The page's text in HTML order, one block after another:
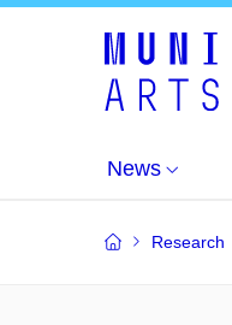
News
Research